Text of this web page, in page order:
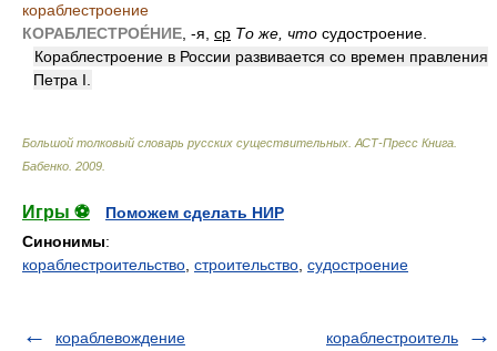
кораблестроение
КОРАБЛЕСТРОЕ́НИЕ , -я, ср То же, что судостроение.
Кораблестроение в России развивается со времен правления
Петра I.
Большой толковый словарь русских существительных. АСТ-Пресс Книга
Бабенко 2009
Игры ⚽
Поможем сделать НИР
Синонимы:
кораблестроительство строительство судостроение
кораблевождение кораблестроитель